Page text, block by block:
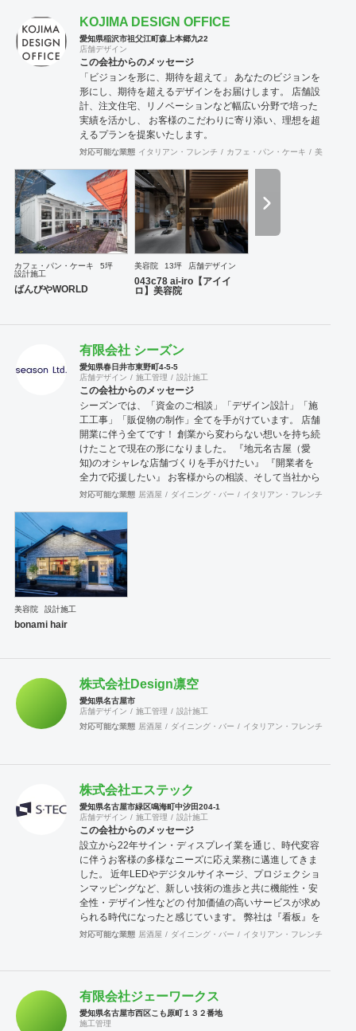
KOJIMA DESIGN OFFICE
愛知県稲沢市祖父江町森上本郷九22
店舗デザイン
この会社からのメッセージ
「ビジョンを形に、期待を超えて」 あなたのビジョンを
形にし、期待を超えるデザインをお届けします。 店舗設
計、注文住宅、リノベーションなど幅広い分野で培った
実績を活かし、 お客様のこだわりに寄り添い、理想を超
えるプランを提案いたします。
対応可能な業態 イタリアン・フレンチ カフェ・パン・ケーキ 美容院
カフェ・パン・ケーキ
5坪
設計施工
ばんびやWORLD
美容院 13坪 店舗デザイン
043c78 ai-iro【アイイ
ロ】美容院
有限会社 シーズン
愛知県春日井市東野町4-5-5
店舗デザイン
施工管理 設計施工
この会社からのメッセージ
シーズンでは、「資金のご相談」「デザイン設計」「施
工工事」「販促物の制作」全てを手がけています。 店舗
開業に伴う全てです！ 創業から変わらない想いを持ち続
けたことで現在の形になりました。 『地元名古屋（愛
知)のオシャレな店舗づくりを手がけたい』 『開業者を
全力で応援したい』 お客様からの相談、そして当社から
のご提案これらを真剣に考え、繰り返し繰り返しおこな
の値段や相場も常に変化します。技術も進化していま
す。 その中で最善の仕事をすることが我々の役目だと思
っています。 本物のサービスを提供することによってお
客様から信頼や喜びの声をいただく。 当社を動かすエネ
ルギーはこれにつきます。 この名古屋（愛知)の土地
対応可能な業態 居酒屋 ダイニング・バー イタリアン・フレンチ
美容院 設計施工
bonami hair
株式会社Design凛空
愛知県名古屋市
店舗デザイン
施工管理
設計施工
対応可能な業態 居酒屋 ダイニング・バー イタリアン・フレンチ
株式会社エステック
愛知県名古屋市緑区鳴海町中汐田204-1
店舗デザイン
施工管理 設計施工
この会社からのメッセージ
設立から22年サイン・ディスプレイ業を通じ、時代変容
に伴うお客様の多様なニーズに応え業務に邁進してきま
した。 近年LEDやデジタルサイネージ、プロジェクショ
ンマッピングなど、新しい技術の進歩と共に機能性・安
全性・デザイン性などの 付加価値の高いサービスが求め
られる時代になったと感じています。 弊社は『看板』を
提供するだけに留まらず、心地よい感性情報を世に提供
しい柱で付加価値の高い サービスを提供していきます。
また2014年ドイツOSRAM社と代理店契約を結び、建物
全体や内装天井をLED照明で演出するような 案件が増
え、日々勉強させていただいております。
対応可能な業態 居酒屋 ダイニング・バー イタリアン・フレンチ
有限会社ジェーワークス
愛知県名古屋市西区こも原町１３２番地
施工管理